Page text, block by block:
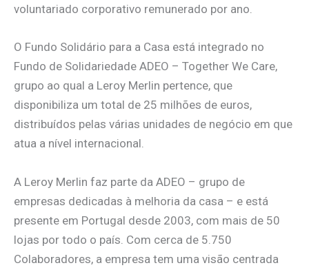
voluntariado corporativo remunerado por ano.
O Fundo Solidário para a Casa está integrado no
Fundo de Solidariedade ADEO – Together We Care,
grupo ao qual a Leroy Merlin pertence, que
disponibiliza um total de 25 milhões de euros,
distribuídos pelas várias unidades de negócio em que
atua a nível internacional.
A Leroy Merlin faz parte da ADEO – grupo de
empresas dedicadas à melhoria da casa – e está
presente em Portugal desde 2003, com mais de 50
lojas por todo o país. Com cerca de 5.750
Colaboradores, a empresa tem uma visão centrada